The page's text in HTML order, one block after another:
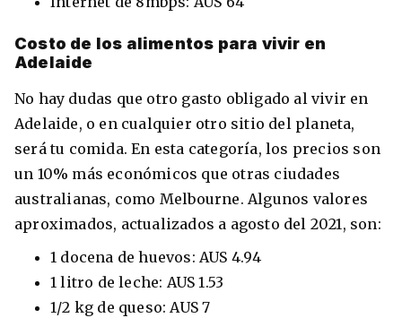
Costo de los alimentos para vivir en
Adelaide
No hay dudas que otro gasto obligado al vivir en
Adelaide, o en cualquier otro sitio del planeta,
será tu comida. En esta categoría, los precios son
un 10% más económicos que otras ciudades
australianas, como Melbourne. Algunos valores
aproximados, actualizados a agosto del 2021, son:
1 docena de huevos: AUS 4.94
1 litro de leche: AUS 1.53
1/2 kg de queso: AUS 7